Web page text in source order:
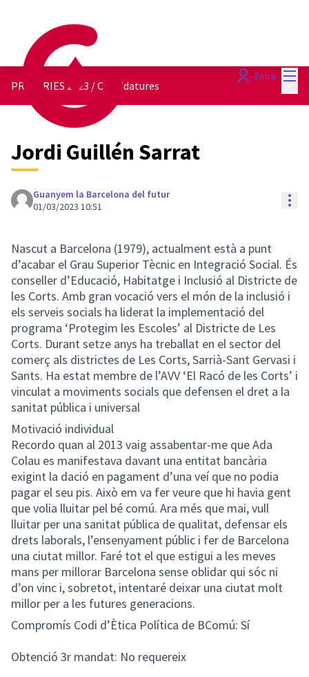
Entra
PRIMÀRIES 2023 /Candidatures
Jordi Guillén Sarrat
Guanyem la Barcelona del futur
01/03/2023 10:51
Nascut a Barcelona (1979), actualment està a punt
d’acabar el Grau Superior Tècnic en Integració Social. És
conseller d’Educació, Habitatge i Inclusió al Districte de
les Corts. Amb gran vocació vers el món de la inclusió i
els serveis socials ha liderat la implementació del
programa ‘Protegim les Escoles’ al Districte de Les
Corts. Durant setze anys ha treballat en el sector del
comerç als districtes de Les Corts, Sarrià-Sant Gervasi i
Sants. Ha estat membre de l’AVV ‘El Racó de les Corts’ i
vinculat a moviments socials que defensen el dret a la
sanitat pública i universal
Motivació individual
Recordo quan al 2013 vaig assabentar-me que Ada
Colau es manifestava davant una entitat bancària
exigint la dació en pagament d’una veí que no podia
pagar el seu pis. Això em va fer veure que hi havia gent
que volia lluitar pel bé comú. Ara més que mai, vull
lluitar per una sanitat pública de qualitat, defensar els
drets laborals, l’ensenyament públic i fer de Barcelona
una ciutat millor. Faré tot el que estigui a les meves
mans per millorar Barcelona sense oblidar qui sóc ni
d’on vinc i, sobretot, intentaré deixar una ciutat molt
millor per a les futures generacions.
Compromís Codi d’Ètica Política de BComú: Sí
Obtenció 3r mandat: No requereix